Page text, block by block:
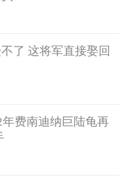
了 这将军直接娶回
费南迪纳巨陆龟再